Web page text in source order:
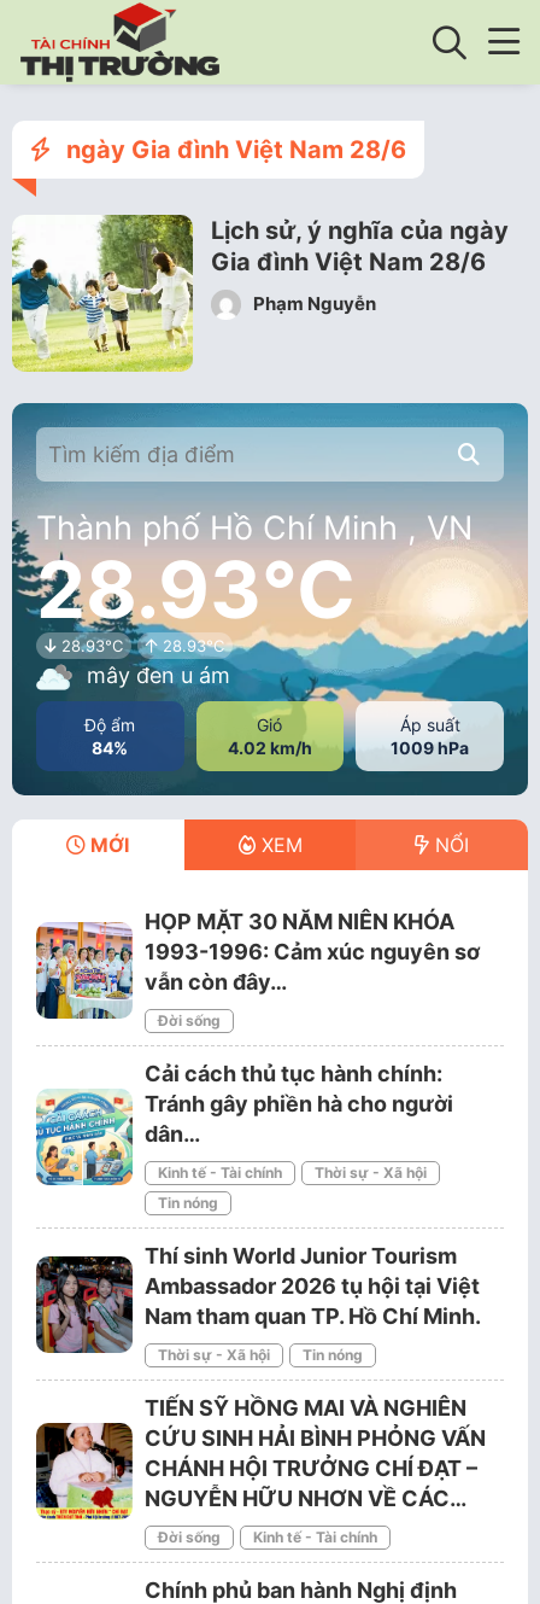
ngày Gia đình Việt Nam 28/6
Lịch sử, ý nghĩa của ngày
Gia đình Việt Nam 28/6
Phạm Nguyễn
Thành phố Hồ Chí Minh , VN
28.93°C
28.93°C 28.93°C
mây đen u ám
Độ ẩm
84%
Gió
4.02 km/h
Áp suất
1009 hPa
MỚI XEM NỔI
HỌP MẶT 30 NĂM NIÊN KHÓA
1993-1996: Cảm xúc nguyên sơ
vẫn còn đây…
Đời sống
Cải cách thủ tục hành chính:
Tránh gây phiền hà cho người
dân…
Kinh tế - Tài chính
Thời sự - Xã hội
Tin nóng
Thí sinh World Junior Tourism
Ambassador 2026 tụ hội tại Việt
Nam tham quan TP. Hồ Chí Minh.
Thời sự - Xã hội Tin nóng
TIẾN SỸ HỒNG MAI VÀ NGHIÊN
CỨU SINH HẢI BÌNH PHỎNG VẤN
CHÁNH HỘI TRƯỞNG CHÍ ĐẠT –
NGUYỄN HỮU NHƠN VỀ CÁC…
Đời sống Kinh tế - Tài chính
Chính phủ ban hành Nghị định